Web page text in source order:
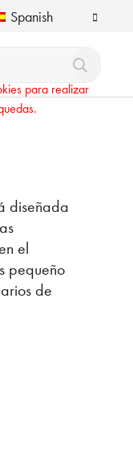
Spanish
para realizar
diseñada
el
pequeño
de